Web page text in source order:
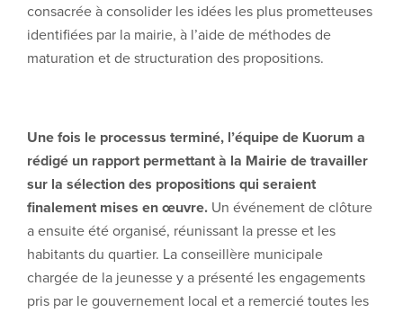
consacrée à consolider les idées les plus prometteuses
identifiées par la mairie, à l’aide de méthodes de
maturation et de structuration des propositions.
Une fois le processus terminé, l’équipe de Kuorum a
rédigé un rapport permettant à la Mairie de travailler
sur la sélection des propositions qui seraient
finalement mises en œuvre. Un événement de clôture
a ensuite été organisé, réunissant la presse et les
habitants du quartier. La conseillère municipale
chargée de la jeunesse y a présenté les engagements
pris par le gouvernement local et a remercié toutes les